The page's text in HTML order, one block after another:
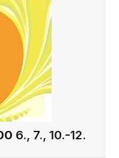
6., 7., 10.-12.